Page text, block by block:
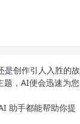
是创作引人入胜的故
题，AI便会迅速为您
助手都能帮助你提